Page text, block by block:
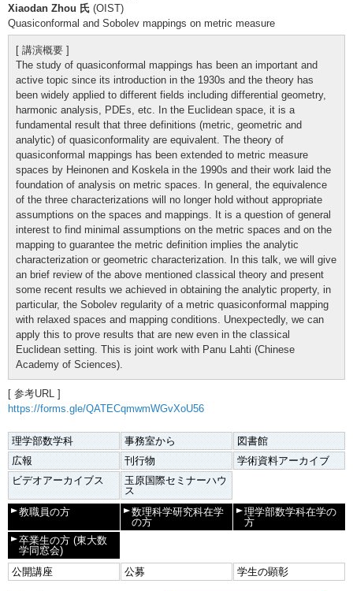
Xiaodan Zhou 氏 (OIST)
Quasiconformal and Sobolev mappings on metric measure
[ 講演概要 ]
The study of quasiconformal mappings has been an important and
active topic since its introduction in the 1930s and the theory has
been widely applied to different fields including differential geometry,
harmonic analysis, PDEs, etc. In the Euclidean space, it is a
fundamental result that three definitions (metric, geometric and
analytic) of quasiconformality are equivalent. The theory of
quasiconformal mappings has been extended to metric measure
spaces by Heinonen and Koskela in the 1990s and their work laid the
foundation of analysis on metric spaces. In general, the equivalence
of the three characterizations will no longer hold without appropriate
assumptions on the spaces and mappings. It is a question of general
interest to find minimal assumptions on the metric spaces and on the
mapping to guarantee the metric definition implies the analytic
characterization or geometric characterization. In this talk, we will give
an brief review of the above mentioned classical theory and present
some recent results we achieved in obtaining the analytic property, in
particular, the Sobolev regularity of a metric quasiconformal mapping
with relaxed spaces and mapping conditions. Unexpectedly, we can
apply this to prove results that are new even in the classical
Euclidean setting. This is joint work with Panu Lahti (Chinese
Academy of Sciences).
[ 参考URL ]
https://forms.gle/QATECqmwmWGvXoU56
理学部数学科 事務室から
図書館
広報
刊行物
学術資料アーカイブ
ビデオアーカイブス
玉原国際セミナーハウ
ス
教職員の方
数理科学研究科在学
の方
理学部数学科在学の
方
卒業生の方 (東大数
学同窓会)
公開講座
公募 学生の顕彰